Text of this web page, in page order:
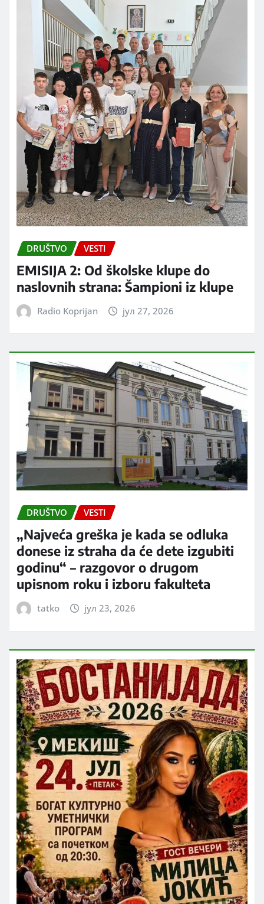
DRUŠTVO VESTI
EMISIJA 2: Od školske klupe do
naslovnih strana: Šampioni iz klupe
Radio Koprijan јул 27, 2026
DRUŠTVO VESTI
„Najveća greška je kada se odluka
donese iz straha da će dete izgubiti
godinu“ – razgovor o drugom
upisnom roku i izboru fakulteta
tatko јул 23, 2026